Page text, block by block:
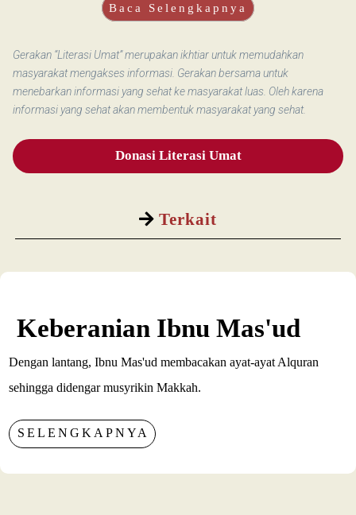
Terkait
Baca Selengkapnya
Gerakan “Literasi Umat” merupakan ikhtiar untuk memudahkan
masyarakat mengakses informasi. Gerakan bersama untuk
menebarkan informasi yang sehat ke masyarakat luas. Oleh karena
informasi yang sehat akan membentuk masyarakat yang sehat.
Donasi Literasi Umat
Keberanian Ibnu Mas'ud
Dengan lantang, Ibnu Mas'ud membacakan ayat-ayat Alquran
sehingga didengar musyrikin Makkah.
SELENGKAPNYA